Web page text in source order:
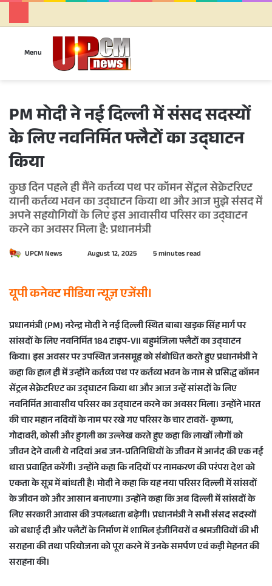
Menu
PM मोदी ने नई दिल्ली में संसद सदस्यों
के लिए नवनिर्मित फ्लैटों का उद्घाटन
किया
कुछ दिन पहले ही मैंने कर्तव्य पथ पर कॉमन सेंट्रल सेक्रेटरिएट
यानी कर्तव्य भवन का उद्घाटन किया था और आज मुझे संसद में
अपने सहयोगियों के लिए इस आवासीय परिसर का उद्घाटन
करने का अवसर मिला है: प्रधानमंत्री
UPCM News
n
d
n
e
m
a
i
l
August 12, 2025 5 minutes read
यूपी कनेक्ट मीडिया न्यूज़ एजेंसी।
प्रधानमंत्री (PM) नरेन्द्र मोदी ने नई दिल्ली स्थित बाबा खड़क सिंह मार्ग पर
सांसदों के लिए नवनिर्मित 184 टाइप-VII बहुमंजिला फ्लैटों का उद्घाटन
किया। इस अवसर पर उपस्थित जनसमूह को संबोधित करते हुए प्रधानमंत्री ने
कहा कि हाल ही में उन्होंने कर्तव्य पथ पर कर्तव्य भवन के नाम से प्रसिद्ध कॉमन
सेंट्रल सेक्रेटरिएट का उद्घाटन किया था और आज उन्हें सांसदों के लिए
नवनिर्मित आवासीय परिसर का उद्घाटन करने का अवसर मिला। उन्होंने भारत
की चार महान नदियों के नाम पर रखे गए परिसर के चार टावरों- कृष्णा,
गोदावरी, कोसी और हुगली का उल्लेख करते हुए कहा कि लाखों लोगों को
जीवन देने वाली ये नदियां अब जन-प्रतिनिधियों के जीवन में आनंद की एक नई
धारा प्रवाहित करेंगी। उन्होंने कहा कि नदियों पर नामकरण की परंपरा देश को
एकता के सूत्र में बांधती है। मोदी ने कहा कि यह नया परिसर दिल्ली में सांसदों
के जीवन को और आसान बनाएगा। उन्होंने कहा कि अब दिल्ली में सांसदों के
लिए सरकारी आवास की उपलब्धता बढ़ेगी। प्रधानमंत्री ने सभी संसद सदस्यों
को बधाई दी और फ्लैटों के निर्माण में शामिल इंजीनियरों व श्रमजीवियों की भी
सराहना की तथा परियोजना को पूरा करने में उनके समर्पण एवं कड़ी मेहनत की
सराहना की।